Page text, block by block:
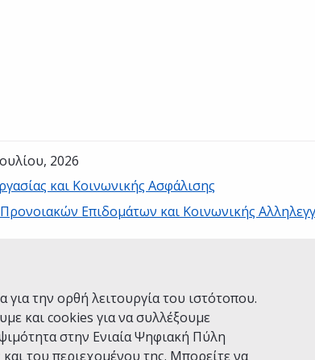
την ορθή λειτουργία του ιστότοπου.
και cookies για να συλλέξουμε
στην Ενιαία Ψηφιακή Πύλη
του περιεχομένου της. Μπορείτε να
2026
και Κοινωνικής Ασφάλισης
Επιδομάτων και Κοινωνικής